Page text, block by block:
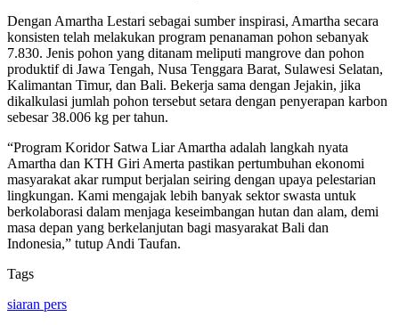
Dengan Amartha Lestari sebagai sumber inspirasi, Amartha secara
konsisten telah melakukan program penanaman pohon sebanyak
7.830. Jenis pohon yang ditanam meliputi mangrove dan pohon
produktif di Jawa Tengah, Nusa Tenggara Barat, Sulawesi Selatan,
Kalimantan Timur, dan Bali. Bekerja sama dengan Jejakin, jika
dikalkulasi jumlah pohon tersebut setara dengan penyerapan karbon
sebesar 38.006 kg per tahun.
“Program Koridor Satwa Liar Amartha adalah langkah nyata
Amartha dan KTH Giri Amerta pastikan pertumbuhan ekonomi
masyarakat akar rumput berjalan seiring dengan upaya pelestarian
lingkungan. Kami mengajak lebih banyak sektor swasta untuk
berkolaborasi dalam menjaga keseimbangan hutan dan alam, demi
masa depan yang berkelanjutan bagi masyarakat Bali dan
Indonesia,” tutup Andi Taufan.
Tags
siaran pers